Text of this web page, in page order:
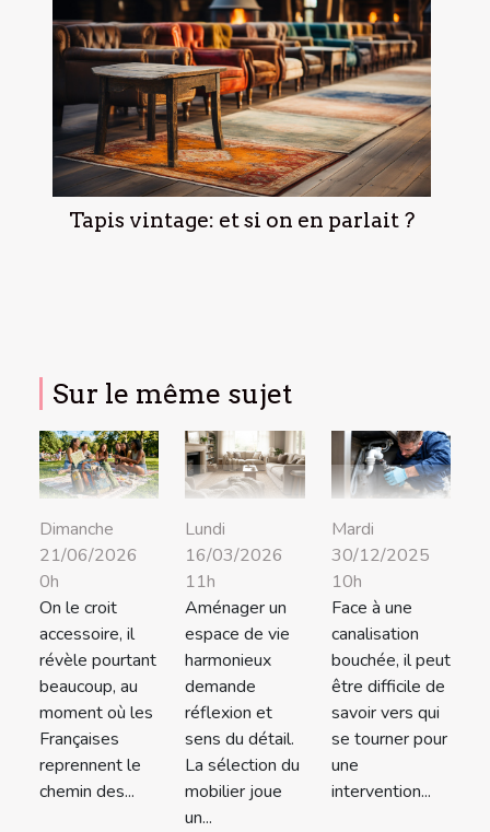
Tapis vintage: et si on en parlait ?
Sur le même sujet
Dimanche
21/06/2026
0h
On le croit
accessoire, il
révèle pourtant
beaucoup, au
moment où les
Françaises
reprennent le
chemin des...
Lundi
16/03/2026
11h
Aménager un
espace de vie
harmonieux
demande
réflexion et
sens du détail.
La sélection du
mobilier joue
un...
Mardi
30/12/2025
10h
Face à une
canalisation
bouchée, il peut
être difficile de
savoir vers qui
se tourner pour
une
intervention...